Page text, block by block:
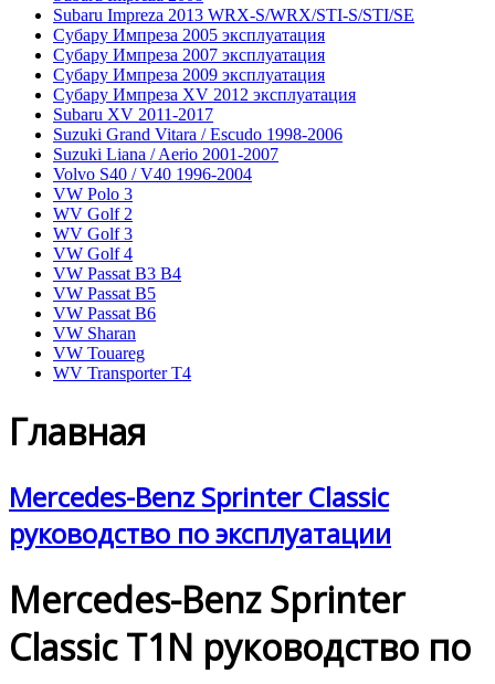
Subaru Impreza 2013 WRX-S/WRX/STI-S/STI/SE
Субару Импреза 2005 эксплуатация
Субару Импреза 2007 эксплуатация
Субару Импреза 2009 эксплуатация
Субару Импреза XV 2012 эксплуатация
Subaru XV 2011-2017
Suzuki Grand Vitara / Escudo 1998-2006
Suzuki Liana / Aerio 2001-2007
Volvo S40 / V40 1996-2004
VW Polo 3
WV Golf 2
WV Golf 3
VW Golf 4
VW Passat B3 B4
VW Passat B5
VW Passat B6
VW Sharan
VW Touareg
WV Transporter T4
Главная
Mercedes-Benz Sprinter Classic
руководство по эксплуатации
Mercedes-Benz Sprinter
Classic T1N руководство по